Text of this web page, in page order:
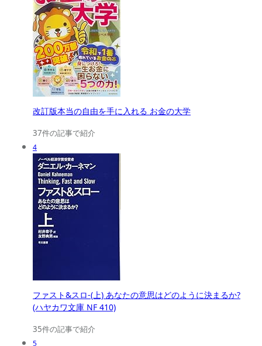
改訂版本当の自由を手に入れる お金の大学
37件の記事で紹介
4
ファスト&スロ-(上) あなたの意思はどのように決まるか?
(ハヤカワ文庫 NF 410)
35件の記事で紹介
5